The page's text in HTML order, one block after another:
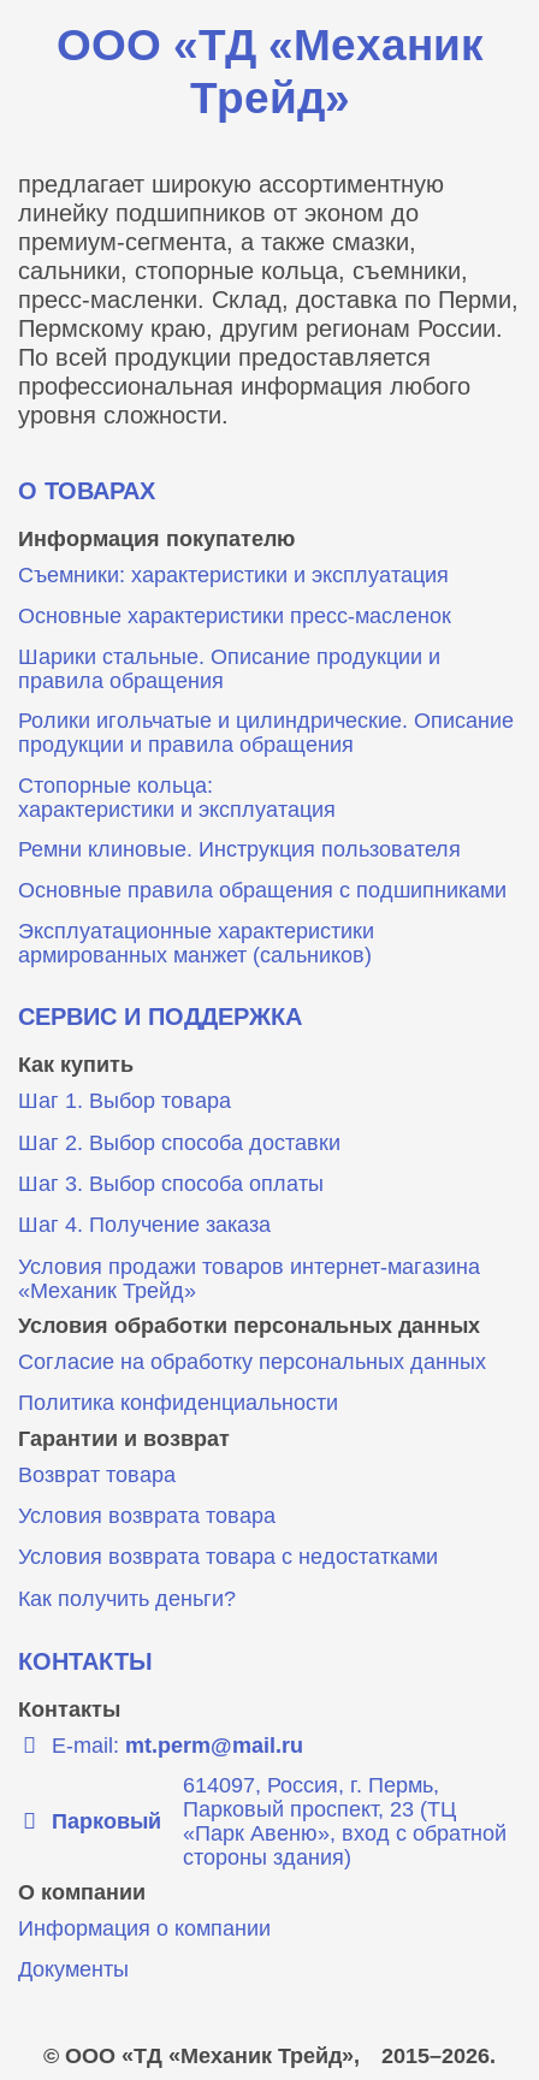
ООО «ТД «Механик
Трейд»
предлагает широкую ассортиментную
линейку подшипников от эконом до
премиум-сегмента, а также смазки,
сальники, стопорные кольца, съемники,
пресс-масленки. Склад, доставка по Перми,
Пермскому краю, другим регионам России.
По всей продукции предоставляется
профессиональная информация любого
уровня сложности.
О ТОВАРАХ
Информация покупателю
Съемники: характеристики и эксплуатация
Основные характеристики пресс‑масленок
Шарики стальные. Описание продукции и
правила обращения
Ролики игольчатые и цилиндрические. Описание
продукции и правила обращения
Стопорные кольца:
характеристики и эксплуатация
Ремни клиновые. Инструкция пользователя
Основные правила обращения с подшипниками
Эксплуатационные характеристики
армированных манжет (сальников)
СЕРВИС И ПОДДЕРЖКА
Как купить
Шаг 1. Выбор товара
Шаг 2. Выбор способа доставки
Шаг 3. Выбор способа оплаты
Шаг 4. Получение заказа
Условия продажи товаров интернет-магазина
«Механик Трейд»
Условия обработки персональных данных
Согласие на обработку персональных данных
Политика конфиденциальности
Гарантии и возврат
Возврат товара
Условия возврата товара
Условия возврата товара с недостатками
Как получить деньги?
КОНТАКТЫ
Контакты
E-mail: mt.perm@mail.ru
Парковый
614097, Россия, г. Пермь,
Парковый проспект, 23 (ТЦ
«Парк Авеню», вход с обратной
стороны здания)
О компании
Информация о компании
Документы
© ООО «ТД «Механик Трейд», 2015–2026.